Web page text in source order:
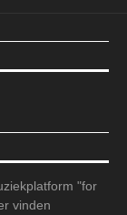
"for
vinden